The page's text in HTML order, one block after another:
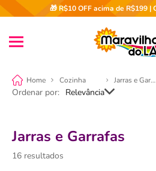
🎁 R$10 OFF acima de R$199 |
Cozinha Jarras e Garrafas
Ordenar por Relevância
Jarras e Garrafas
16